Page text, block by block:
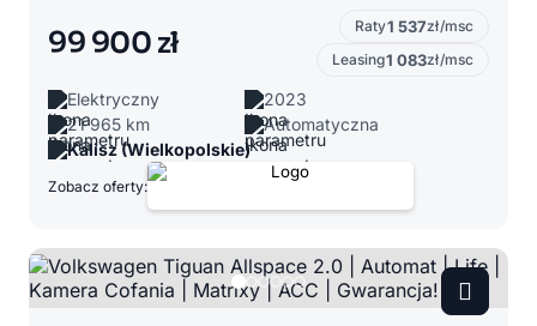
99 900 zł Raty1 537zł/msc
Leasing1 083zł/msc
Elektryczny
2023
21 965 km
Automatyczna
Kalisz (Wielkopolskie)
Zobacz oferty: